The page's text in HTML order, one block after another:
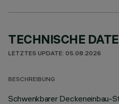
TECHNISCHE
LETZTES UPDATE: 05.08.2026
BESCHREIBUNG
Schwenkbarer Deckeneinbau-